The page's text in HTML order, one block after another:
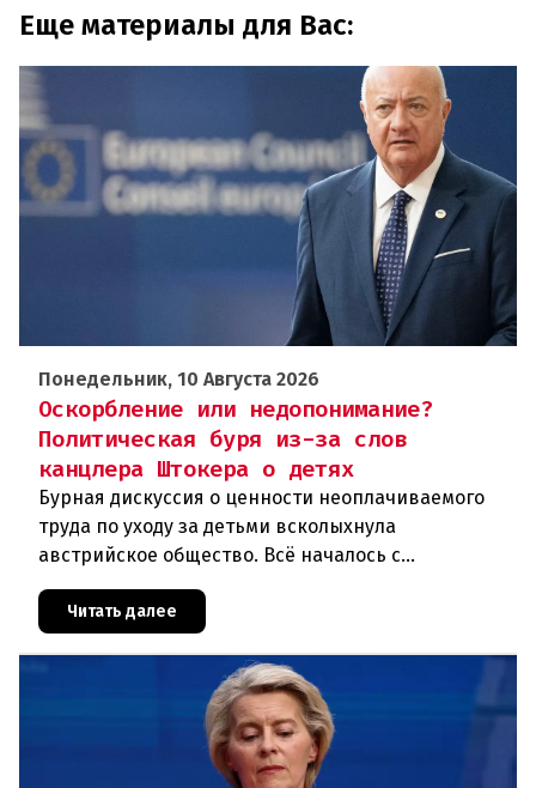
Еще материалы для Вас:
Понедельник, 10 Августа 2026
Оскорбление или недопонимание?
Политическая буря из-за слов
канцлера Штокера о детях
Бурная дискуссия о ценности неоплачиваемого
труда по уходу за детьми всколыхнула
австрийское общество. Всё началось с
неосторожного заявления канцлера Кристиана
Штокера, который на вопрос перегруженно
Читать далее